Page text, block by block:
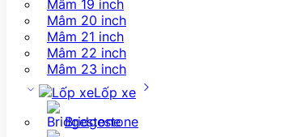
Mâm 19 inch
Mâm 20 inch
Mâm 21 inch
Mâm 22 inch
Mâm 23 inch
Lốp xe
Bridgestone